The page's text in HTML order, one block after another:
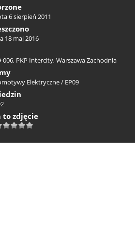
6 sierpień 2011
18 maj 2016
006, PKP Intercity,Warszawa Zachodnia
Elektryczne/ EP09
to zdjęcie